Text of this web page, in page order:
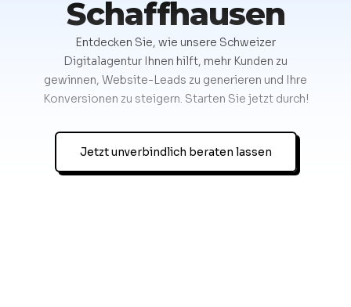
Schaffhausen
Entdecken Sie, wie unsere Schweizer
Digitalagentur Ihnen hilft, mehr Kunden zu
gewinnen, Website-Leads zu generieren und Ihre
Konversionen zu steigern. Starten Sie jetzt durch!
Jetzt unverbindlich beraten lassen